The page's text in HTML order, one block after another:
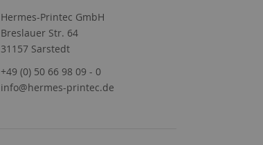
Hermes-Printec GmbH
Breslauer Str. 64
31157 Sarstedt
+49 (0) 50 66 98 09 - 0
info@hermes-printec.de